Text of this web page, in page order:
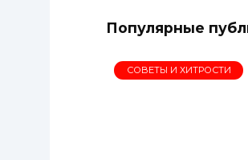
Популярные
СОВЕТЫ И ХИТРОСТИ